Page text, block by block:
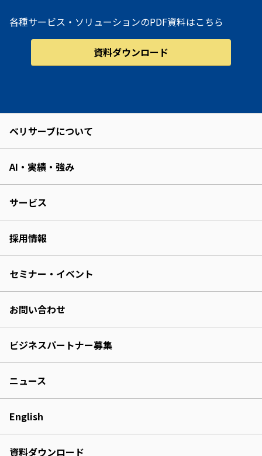
各種サービス・ソリューションのPDF資料はこちら
資料ダウンロード
ベリサーブについて
AI・実績・強み
サービス
採用情報
セミナー・イベント
お問い合わせ
ビジネスパートナー募集
ニュース
English
資料ダウンロード